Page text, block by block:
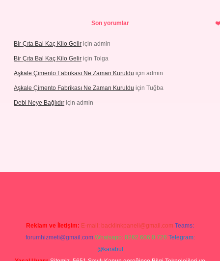
Son yorumlar
Bir Çıta Bal Kaç Kilo Gelir için admin
Bir Çıta Bal Kaç Kilo Gelir için Tolga
Aşkale Çimento Fabrikası Ne Zaman Kuruldu için admin
Aşkale Çimento Fabrikası Ne Zaman Kuruldu için Tuğba
Debi Neye Bağlıdır için admin
Reklam ve İletişim: E-mail: backlinkpaneli@gmail.com Teams:
forumhizmeti@gmail.com Whatsapp: 0262 606 0 726 Telegram:
@karabul